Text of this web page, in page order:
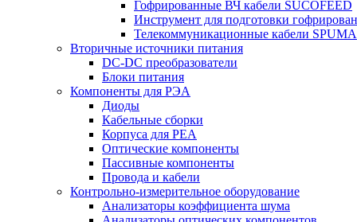
Гофрированные ВЧ кабели SUCOFEED
Инструмент для подготовки
Телекоммуникационные кабели SPUMA
Вторичные источники питания
DC-DC преобразователи
Блоки питания
Компоненты для РЭА
Диоды
Кабельные сборки
Корпуса для РЕА
Оптические компоненты
Пассивные компоненты
Провода и кабели
Контрольно-измерительное оборудование
Анализаторы коэффициента шума